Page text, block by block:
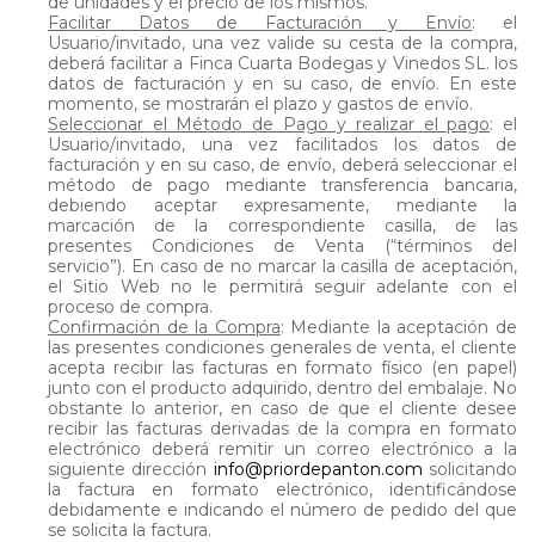
Facilitar Datos de Facturación y Envío: el
Usuario/invitado, una vez valide su cesta de la compra,
deberá facilitar a Finca Cuarta Bodegas y Vinedos SL. los
datos de facturación y en su caso, de envío. En este
momento, se mostrarán el plazo y gastos de envío.
Seleccionar el Método de Pago y realizar el pago: el
Usuario/invitado, una vez facilitados los datos de
facturación y en su caso, de envío, deberá seleccionar el
método de pago mediante transferencia bancaria,
debiendo aceptar expresamente, mediante la
marcación de la correspondiente casilla, de las
presentes Condiciones de Venta (“términos del
servicio”). En caso de no marcar la casilla de aceptación,
el Sitio Web no le permitirá seguir adelante con el
proceso de compra.
Confirmación de la Compra: Mediante la aceptación de
las presentes condiciones generales de venta, el cliente
acepta recibir las facturas en formato físico (en papel)
junto con el producto adquirido, dentro del embalaje. No
obstante lo anterior, en caso de que el cliente desee
recibir las facturas derivadas de la compra en formato
electrónico deberá remitir un correo electrónico a la
siguiente dirección info@priordepanton.com solicitando
la factura en formato electrónico, identificándose
debidamente e indicando el número de pedido del que
se solicita la factura.